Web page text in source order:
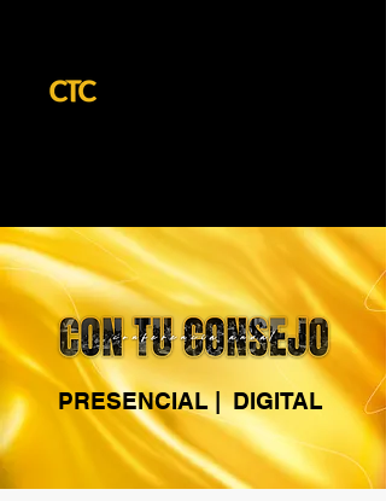
PRESENCIAL | DIGITAL